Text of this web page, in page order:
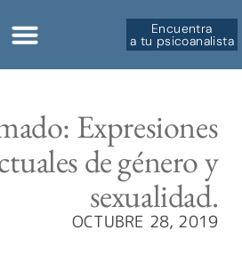
Encuentra
a tu psicoanalista
Expresiones
de género y
sexualidad.
OCTUBRE 28, 2019